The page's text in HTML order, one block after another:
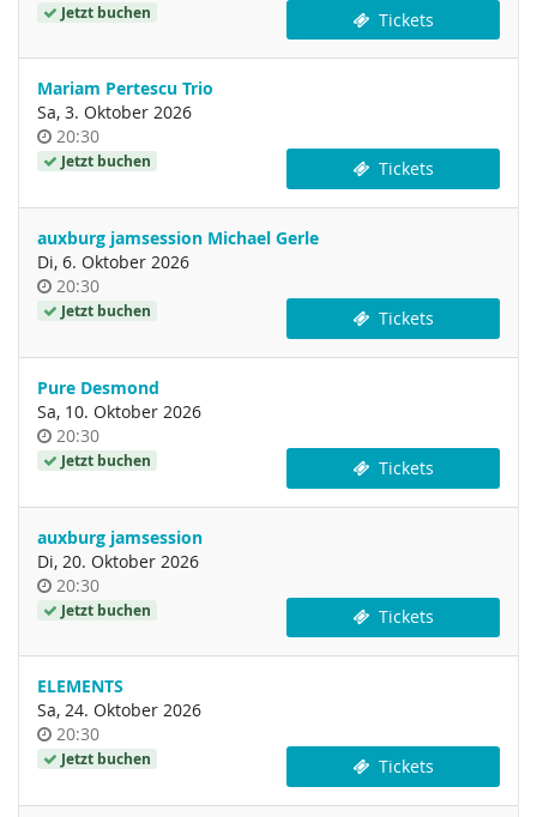
Jetzt buchen Tickets
Mariam Pertescu Trio
Sa, 3. Oktober 2026
Uhrzeit
20:30
Jetzt buchen Tickets
auxburg jamsession Michael Gerle
Di, 6. Oktober 2026
Uhrzeit
20:30
Jetzt buchen Tickets
Pure Desmond
Sa, 10. Oktober 2026
Uhrzeit
20:30
Jetzt buchen Tickets
auxburg jamsession
Di, 20. Oktober 2026
Uhrzeit
20:30
Jetzt buchen Tickets
ELEMENTS
Sa, 24. Oktober 2026
Uhrzeit
20:30
Jetzt buchen Tickets